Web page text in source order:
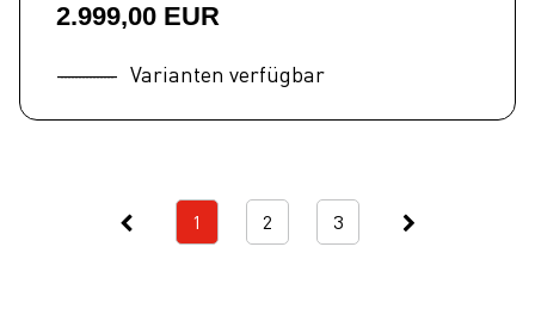
2.999,00 EUR
Varianten verfügbar
1 2 3